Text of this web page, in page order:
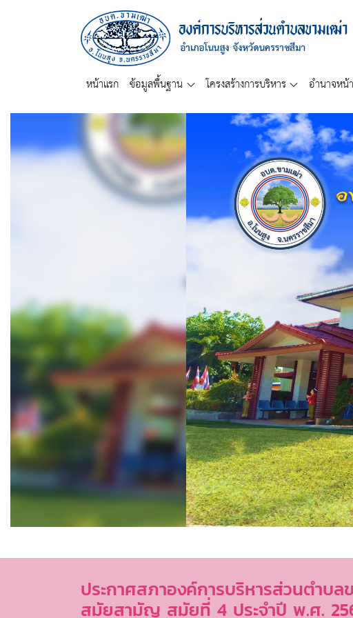
หน้าแรก ข้อมูลพื้นฐาน โครงสร้างการบริหาร อำนาจหน้
ประกาศสภาองค์การบริหารส่วนตำบ
สมัยสามัญ สมัยที่ 4 ประจำปี พ.ศ.